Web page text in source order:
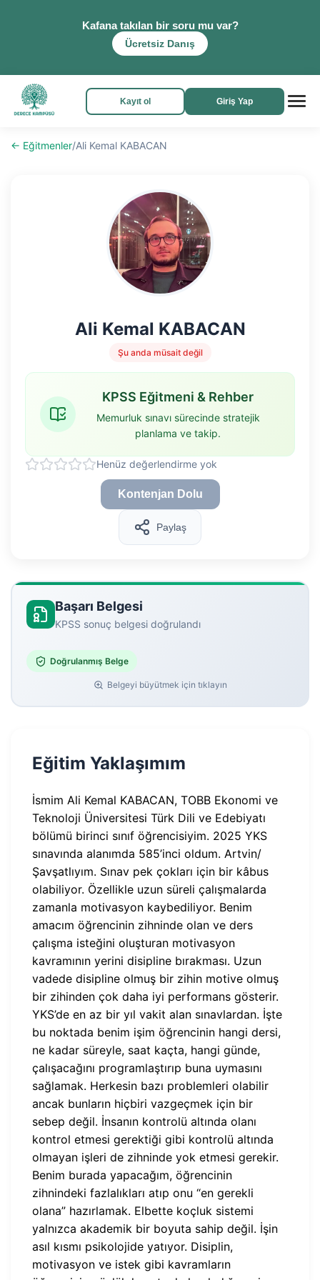
Kafana takılan bir soru mu var?
Ücretsiz Danış
Kayıt ol Giriş Yap
← Eğitmenler/Ali Kemal KABACAN
Ali Kemal KABACAN
Şu anda müsait değil
KPSS Eğitmeni & Rehber
Memurluk sınavı sürecinde stratejik
planlama ve takip.
Henüz değerlendirme yok
Kontenjan Dolu
Paylaş
Başarı Belgesi
KPSS sonuç belgesi doğrulandı
Doğrulanmış Belge
Belgeyi büyütmek için tıklayın
Eğitim Yaklaşımım
İsmim Ali Kemal KABACAN, TOBB Ekonomi ve
Teknoloji Üniversitesi Türk Dili ve Edebiyatı
bölümü birinci sınıf öğrencisiyim. 2025 YKS
sınavında alanımda 585’inci oldum. Artvin/
Şavşatlıyım. Sınav pek çokları için bir kâbus
olabiliyor. Özellikle uzun süreli çalışmalarda
zamanla motivasyon kaybediliyor. Benim
amacım öğrencinin zihninde olan ve ders
çalışma isteğini oluşturan motivasyon
kavramının yerini disipline bırakması. Uzun
vadede disipline olmuş bir zihin motive olmuş
bir zihinden çok daha iyi performans gösterir.
YKS’de en az bir yıl vakit alan sınavlardan. İşte
bu noktada benim işim öğrencinin hangi dersi,
ne kadar süreyle, saat kaçta, hangi günde,
çalışacağını programlaştırıp buna uymasını
sağlamak. Herkesin bazı problemleri olabilir
ancak bunların hiçbiri vazgeçmek için bir
sebep değil. İnsanın kontrolü altında olanı
kontrol etmesi gerektiği gibi kontrolü altında
olmayan işleri de zihninde yok etmesi gerekir.
Benim burada yapacağım, öğrencinin
zihnindeki fazlalıkları atıp onu “en gerekli
olana” hazırlamak. Elbette koçluk sistemi
yalnızca akademik bir boyuta sahip değil. İşin
asıl kısmı psikolojide yatıyor. Disiplin,
motivasyon ve istek gibi kavramların